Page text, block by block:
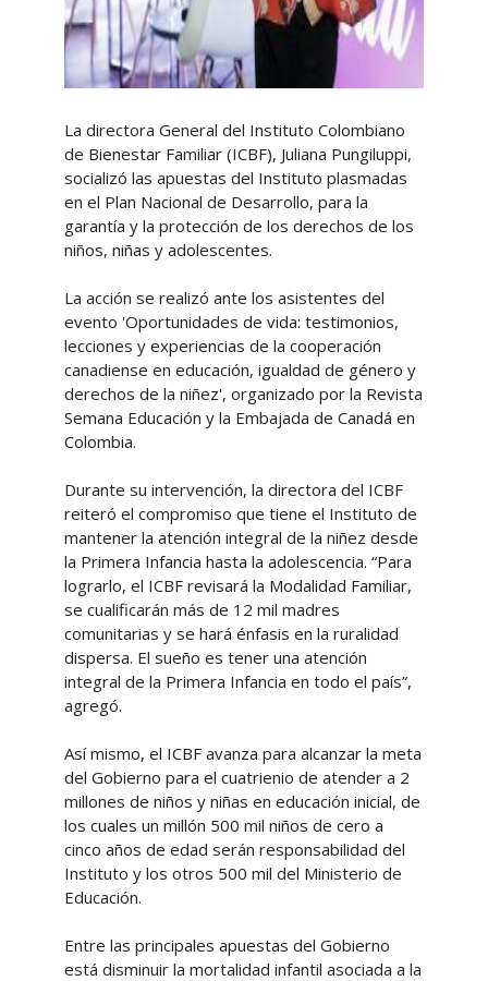
La directora General del Instituto Colombiano
de Bienestar Familiar (ICBF), Juliana Pungiluppi,
socializó las apuestas del Instituto plasmadas
en el Plan Nacional de Desarrollo, para la
garantía y la protección de los derechos de los
niños, niñas y adolescentes.
La acción se realizó ante los asistentes del
evento 'Oportunidades de vida: testimonios,
lecciones y experiencias de la cooperación
canadiense en educación, igualdad de género y
derechos de la niñez', organizado por la Revista
Semana Educación y la Embajada de Canadá en
Colombia.
Durante su intervención, la directora del ICBF
reiteró el compromiso que tiene el Instituto de
mantener la atención integral de la niñez desde
la Primera Infancia hasta la adolescencia. “Para
lograrlo, el ICBF revisará la Modalidad Familiar,
se cualificarán más de 12 mil madres
comunitarias y se hará énfasis en la ruralidad
dispersa. El sueño es tener una atención
integral de la Primera Infancia en todo el país”,
agregó.
Así mismo, el ICBF avanza para alcanzar la meta
del Gobierno para el cuatrienio de atender a 2
millones de niños y niñas en educación inicial, de
los cuales un millón 500 mil niños de cero a
cinco años de edad serán responsabilidad del
Instituto y los otros 500 mil del Ministerio de
Educación.
Entre las principales apuestas del Gobierno
está disminuir la mortalidad infantil asociada a la